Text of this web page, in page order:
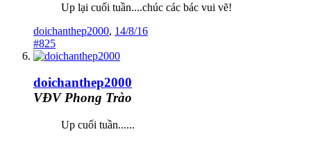
Up lại cuối tuần....chúc các bác vui vẽ!
doichanthep2000, 14/8/16
#825
doichanthep2000
VĐV Phong Trào
Up cuối tuần......